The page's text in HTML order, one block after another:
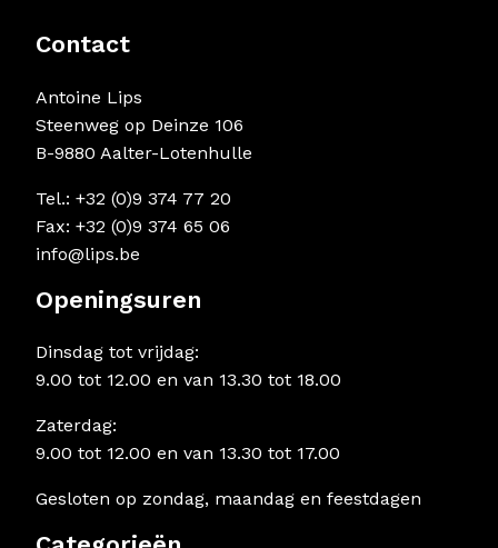
Contact
Antoine Lips
Steenweg op Deinze 106
B-9880 Aalter-Lotenhulle
Tel.: +32 (0)9 374 77 20
Fax: +32 (0)9 374 65 06
info@lips.be
Openingsuren
Dinsdag tot vrijdag:
9.00 tot 12.00 en van 13.30 tot 18.00
Zaterdag:
9.00 tot 12.00 en van 13.30 tot 17.00
Gesloten op zondag, maandag en feestdagen